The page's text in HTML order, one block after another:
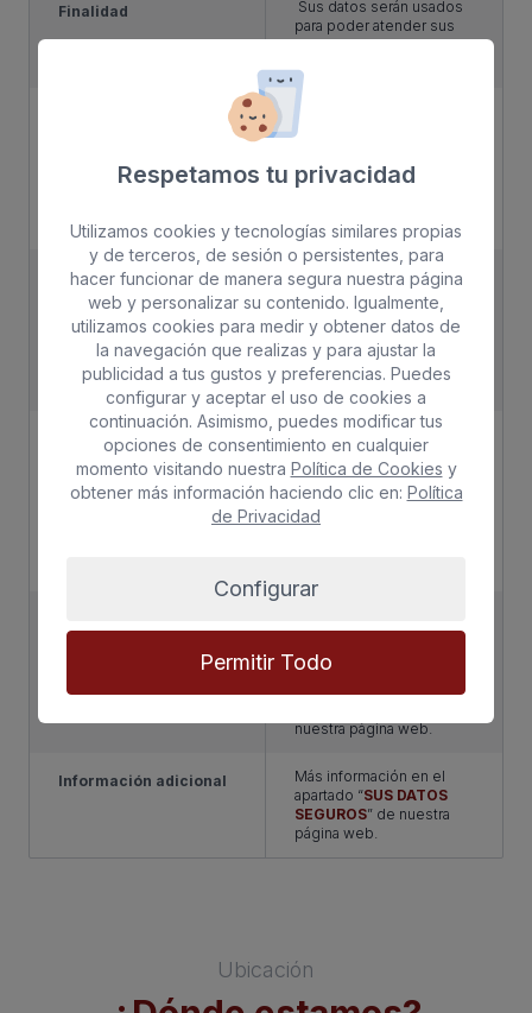
Finalidad
Sus datos serán usados
para poder atender sus
solicitudes y prestarle
Solo le enviaremos
publicidad con su
podrá facilitarnos
mediante la casilla
establecida al efecto.
Legitimación
Únicamente trataremos
sus datos con su
consentimiento previo,
que podrá facilitarnos
mediante la casilla
correspondiente
establecida al efecto.
Destinatarios
Con carácter general,
sólo el personal de
nuestra entidad que esté
debidamente autorizado
podrá tener
conocimiento de la
qué información tenemos
sobre usted, corregirla y
eliminarla, tal y como se
explica en la información
nuestra página web.
Información adicional
Más información en el
apartado “SUS DATOS
SEGUROS” de nuestra
página web.
Ubicación
Respetamos tu privacidad
Utilizamos cookies y tecnologías similares propias
y de terceros, de sesión o persistentes, para
hacer funcionar de manera segura nuestra página
web y personalizar su contenido. Igualmente,
utilizamos cookies para medir y obtener datos de
la navegación que realizas y para ajustar la
publicidad a tus gustos y preferencias. Puedes
configurar y aceptar el uso de cookies a
continuación. Asimismo, puedes modificar tus
opciones de consentimiento en cualquier
momento visitando nuestra Política de Cookies y
obtener más información haciendo clic en: Política
de Privacidad
Configurar
Permitir Todo